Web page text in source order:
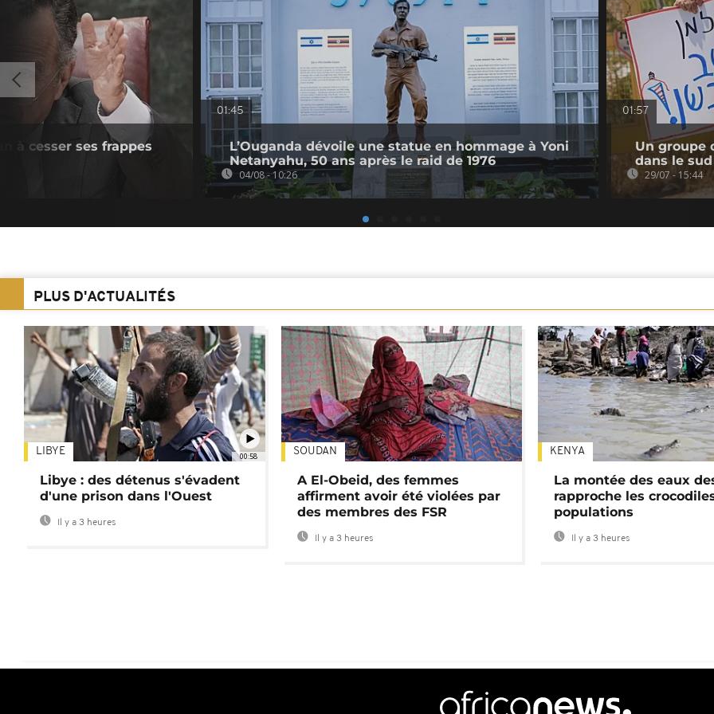
à cesser ses frappes
01:45
L’Ouganda dévoile une statue en hommage à Yoni
Netanyahu, 50 ans après le raid de 1976
04/08 - 10:26
01:57
Un groupe
dans le sud
29/07 - 15:44
PLUS D'ACTUALITÉS
00:58
LIBYE
Libye : des détenus s'évadent
d'une prison dans l'Ouest
Il y a 3 heures
SOUDAN
A El-Obeid, des femmes
affirment avoir été violées par
des membres des FSR
Il y a 3 heures
KENYA
La montée des eaux
rapproche les
populations
Il y a 3 heures